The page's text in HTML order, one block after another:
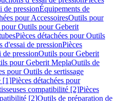
de pressionÉquipements de
pour AccessoiresOutils pour
pour Outils pour Geberit
Pièces détachées pour Outils
d'essai de pressionPièces
de pressionOutils pour Geberit
pour Geberit MeplaOutils de
pour Outils de sertissage
[1]Pièces détachées pour
compatibilité [2]Pièces
[2]Outils de préparation de